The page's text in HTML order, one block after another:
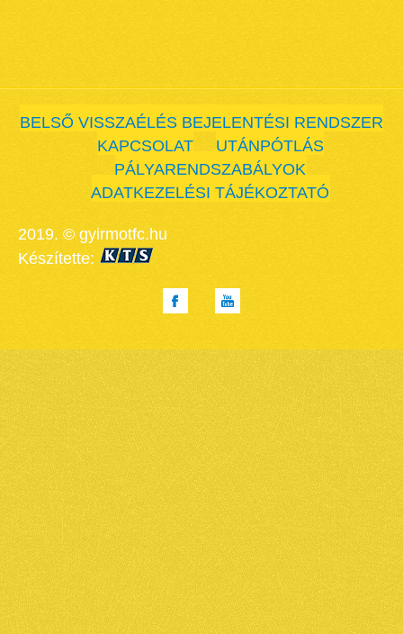
BELSŐ VISSZAÉLÉS BEJELENTÉSI RENDSZER
KAPCSOLAT
UTÁNPÓTLÁS
PÁLYARENDSZABÁLYOK
ADATKEZELÉSI TÁJÉKOZTATÓ
2019. © gyirmotfc.hu
Készítette: